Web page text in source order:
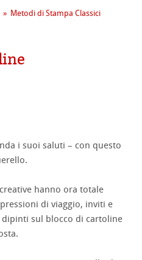
Metodi di Stampa Classici
i suoi saluti – con questo
hanno ora totale
di viaggio, inviti e
sul blocco di cartoline